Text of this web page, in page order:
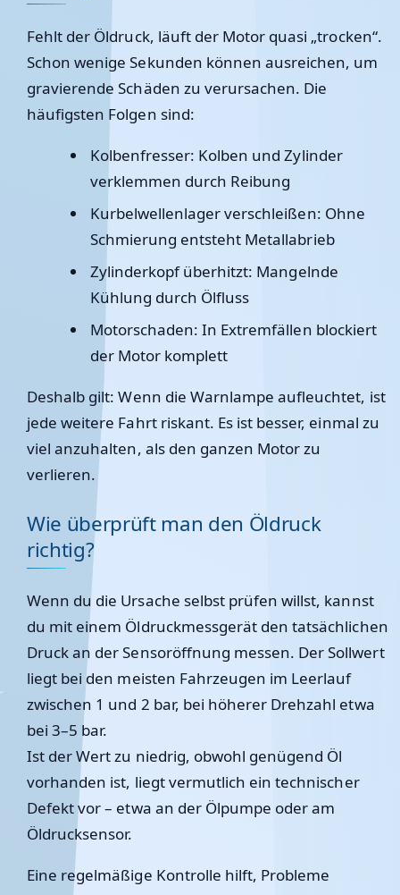
Fehlt der Öldruck, läuft der Motor quasi „trocken“.
Schon wenige Sekunden können ausreichen, um
gravierende Schäden zu verursachen. Die
häufigsten Folgen sind:
Kolbenfresser: Kolben und Zylinder
verklemmen durch Reibung
Kurbelwellenlager verschleißen: Ohne
Schmierung entsteht Metallabrieb
Zylinderkopf überhitzt: Mangelnde
Kühlung durch Ölfluss
Motorschaden: In Extremfällen blockiert
der Motor komplett
Deshalb gilt: Wenn die Warnlampe aufleuchtet, ist
jede weitere Fahrt riskant. Es ist besser, einmal zu
viel anzuhalten, als den ganzen Motor zu
verlieren.
Wie überprüft man den Öldruck
richtig?
Wenn du die Ursache selbst prüfen willst, kannst
du mit einem Öldruckmessgerät den tatsächlichen
Druck an der Sensoröffnung messen. Der Sollwert
liegt bei den meisten Fahrzeugen im Leerlauf
zwischen 1 und 2 bar, bei höherer Drehzahl etwa
bei 3–5 bar.
Ist der Wert zu niedrig, obwohl genügend Öl
vorhanden ist, liegt vermutlich ein technischer
Defekt vor – etwa an der Ölpumpe oder am
Öldrucksensor.
Eine regelmäßige Kontrolle hilft, Probleme